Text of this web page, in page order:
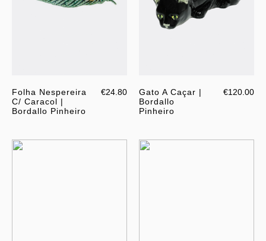
Folha Nespereira
C/ Caracol |
Bordallo Pinheiro
€24.80
Gato A Caçar |
Bordallo
Pinheiro
€120.00